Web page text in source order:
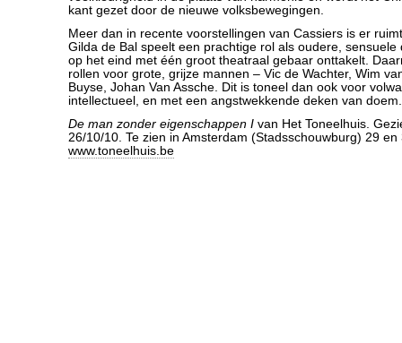
kant gezet door de nieuwe volksbewegingen.
Meer dan in recente voorstellingen van Cassiers is er
Gilda de Bal speelt een prachtige rol als oudere, sensuele
op het eind met één groot theatraal gebaar onttakelt.
rollen voor grote, grijze mannen – Vic de Wachter, Wim
Buyse, Johan Van Assche. Dit is toneel dan ook voor
intellectueel, en met een angstwekkende deken van doem.
De man zonder eigenschappen I van Het Toneelhuis.
26/10/10. Te zien in Amsterdam (Stadsschouwburg) 29
www.toneelhuis.be